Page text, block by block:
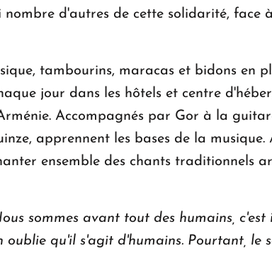
d'autres de cette solidarité, face
tambourins, maracas et bidons en
jour dans les hôtels et centre
Accompagnés par Gor à la
apprennent les bases de la
ensemble des chants traditionnels
sommes avant tout des humains,
oublie qu'il s'agit d'humains. Pourtant, le